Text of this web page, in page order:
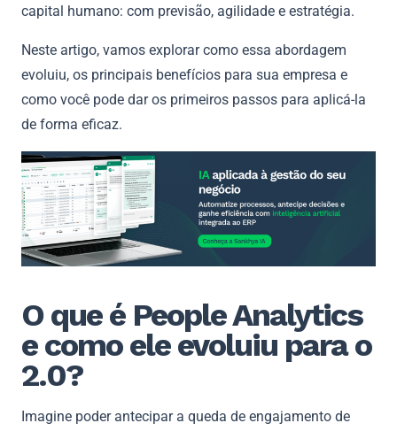
capital humano: com previsão, agilidade e estratégia.
Neste artigo, vamos explorar como essa abordagem
evoluiu, os principais benefícios para sua empresa e
como você pode dar os primeiros passos para aplicá-la
de forma eficaz.
O que é People Analytics
e como ele evoluiu para o
2.0?
Imagine poder antecipar a queda de engajamento de